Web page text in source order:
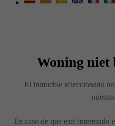
Woning niet
El inmueble seleccionado
En caso de que esté interesado